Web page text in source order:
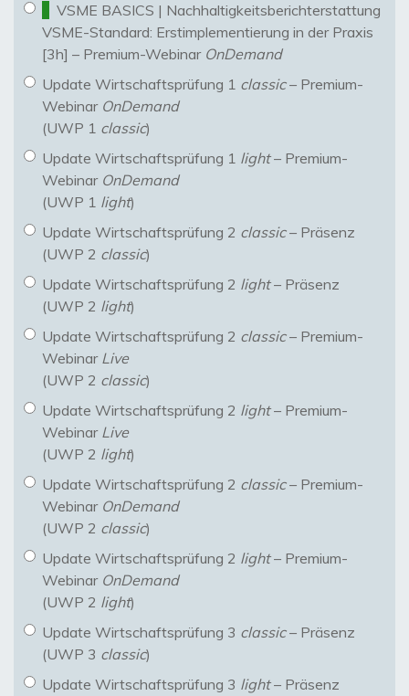
VSME BASICS | Nachhaltigkeitsberichterstattung
VSME-Standard: Erstimplementierung in der Praxis
[3h] – Premium-Webinar OnDemand
Update Wirtschaftsprüfung 1 classic– Premium-
Webinar OnDemand
(UWP 1 classic)
Update Wirtschaftsprüfung 1 light– Premium-
Webinar OnDemand
(UWP 1 light)
Update Wirtschaftsprüfung 2 classic– Präsenz
(UWP 2 classic)
Update Wirtschaftsprüfung 2 light– Präsenz
(UWP 2 light)
Update Wirtschaftsprüfung 2 classic– Premium-
Webinar Live
(UWP 2 classic)
Update Wirtschaftsprüfung 2 light– Premium-
Webinar Live
(UWP 2 light)
Update Wirtschaftsprüfung 2 classic– Premium-
Webinar OnDemand
(UWP 2 classic)
Update Wirtschaftsprüfung 2 light– Premium-
Webinar OnDemand
(UWP 2 light)
Update Wirtschaftsprüfung 3 classic– Präsenz
(UWP 3 classic)
Update Wirtschaftsprüfung 3 light– Präsenz